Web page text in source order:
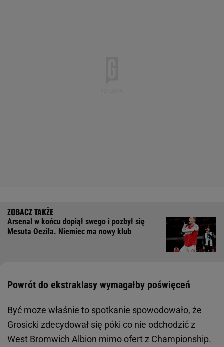
Arsenal w końcu dopiął swego i pozbył się
Mesuta Oezila. Niemiec ma nowy klub
Powrót do ekstraklasy wymagałby poświęceń
Być może właśnie to spotkanie spowodowało, że
Grosicki zdecydował się póki co nie odchodzić z
West Bromwich Albion mimo ofert z Championship.